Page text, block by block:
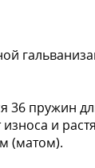
36 пружин
и
(матом).